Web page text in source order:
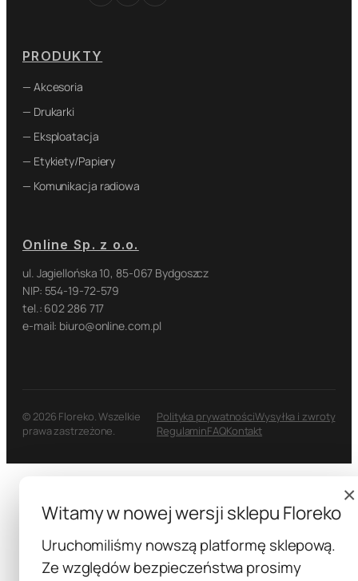
PRODUKTY
— Akcesoria
— Drukarki
— Eksploatacja
— Etykiety/Papiery
— Komunikacja radiowa
Online Sp. z o.o.
ul. Jagiellońska 10, 85-067 Bydgoszcz
NIP: 554-19-72-579
tel.: 602 286 717
e-mail: biuro@online.com.pl
© 2026 Floreko. Wszelkie
prawa zastrzeżone.
Polityka prywatnościWysyłka i zwroty
RegulaminFAQKontakt
×
Witamy w nowej wersji sklepu Floreko
Uruchomiliśmy nowszą platformę sklepową.
Ze względów bezpieczeństwa prosimy